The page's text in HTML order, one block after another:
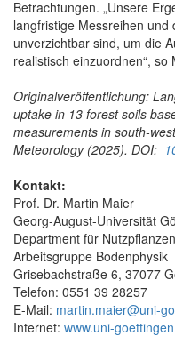
Betrachtungen. „Unsere
langfristige Messreihen
unverzichtbar sind, um die
realistisch einzuordnen“, so
Originalveröffentlichung:
uptake in 13 forest soils
measurements in south-
Meteorology (2025). DOI:
Kontakt:
Prof. Dr. Martin Maier
Georg-August-Universität
Department für
Arbeitsgruppe Bodenphysik
Grisebachstraße 6, 37077
Telefon: 0551 39 28257
E-Mail: martin.maier@uni-
Internet: www.uni-